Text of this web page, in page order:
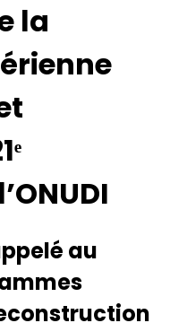
la
au